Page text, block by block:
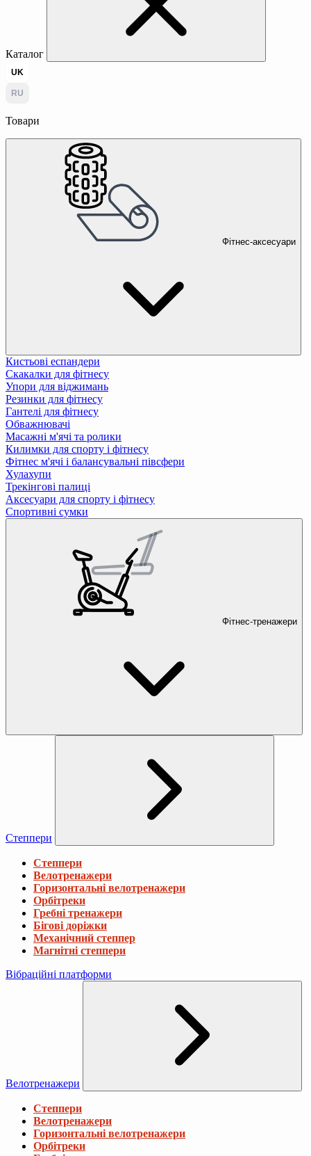
Каталог
UK
RU
Товари
Фітнес-аксесуари
Кистьові еспандери
Скакалки для фітнесу
Упори для віджимань
Резинки для фітнесу
Гантелі для фітнесу
Обважнювачі
Масажні м'ячі та ролики
Килимки для спорту і фітнесу
Фітнес м'ячі і балансувальні півсфери
Хулахупи
Трекінгові палиці
Аксесуари для спорту і фітнесу
Спортивні сумки
Фітнес-тренажери
Степпери
Степпери
Велотренажери
Горизонтальні велотренажери
Орбітреки
Гребні тренажери
Бігові доріжки
Механічний степпер
Магнітні степпери
Вібраційні платформи
Велотренажери
Степпери
Велотренажери
Горизонтальні велотренажери
Орбітреки